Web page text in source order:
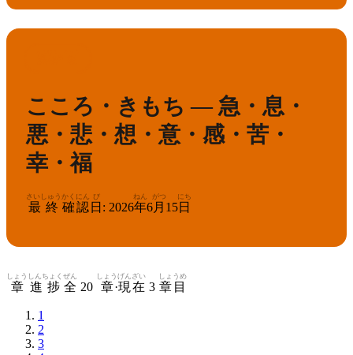
こころ・きもち — 急・息・
悪・悲・想・意・感・苦・
幸・福
最終
さいしゅう
確認
かくにん
日
び
: 2026年
ねん
6月
がつ
15日
にち
章
しょう
進捗
しんちょく
全
ぜん
20 章
しょう
·現在
げんざい
3 章目
しょうめ
1
2
3